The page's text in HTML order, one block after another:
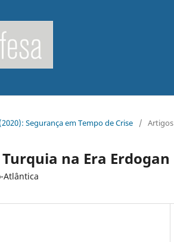
Segurança em Tempo de Crise / Artigos
na Era Erdogan
Atlântica